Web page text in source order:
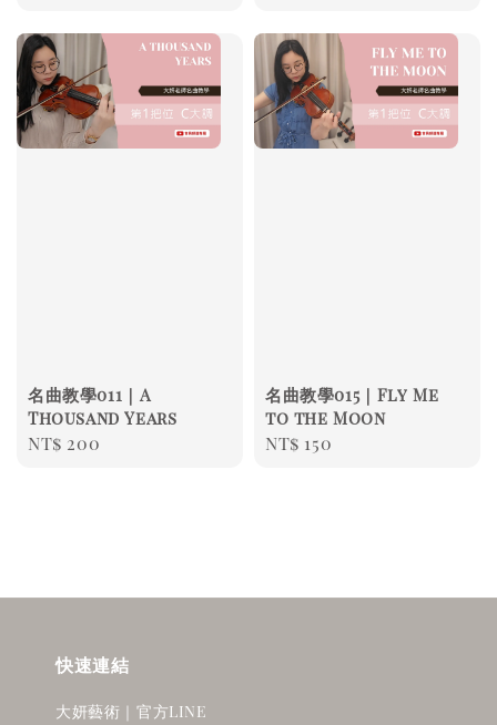
名曲教學011｜A
Thousand Years
Regular
NT$ 200
名曲教學015｜Fly Me
to the Moon
Regular
NT$ 150
快速連結
大妍藝術｜官方LINE